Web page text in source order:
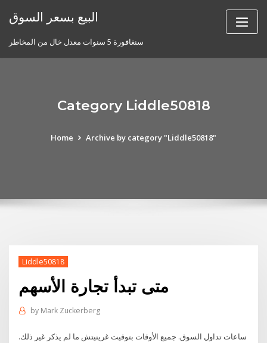
البيع بسعر السوق
سنغافورة 5 سنوات معدل خال من المخاطر
Category Liddle50818
Home Archive by category "Liddle50818"
Liddle50818
متى تبدأ تجارة الأسهم
by Mark Zuckerberg
ساعات تداول السوق. جميع الأوقات بتوقيت غرينيتش ما لم يذكر غير ذلك.